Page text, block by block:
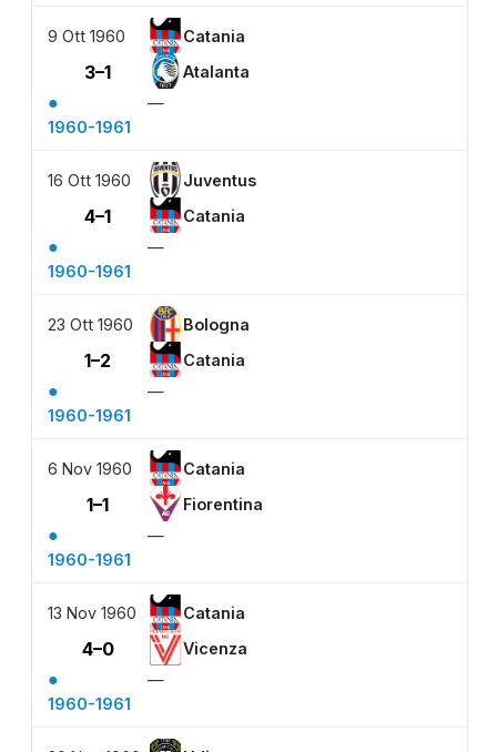
9 Ott 1960 Catania
3–1 Atalanta
●
—
1960-1961
16 Ott 1960 Juventus
4–1 Catania
●
—
1960-1961
23 Ott 1960 Bologna
1–2 Catania
●
—
1960-1961
6 Nov 1960 Catania
1–1 Fiorentina
●
—
1960-1961
13 Nov 1960 Catania
4–0 Vicenza
●
—
1960-1961